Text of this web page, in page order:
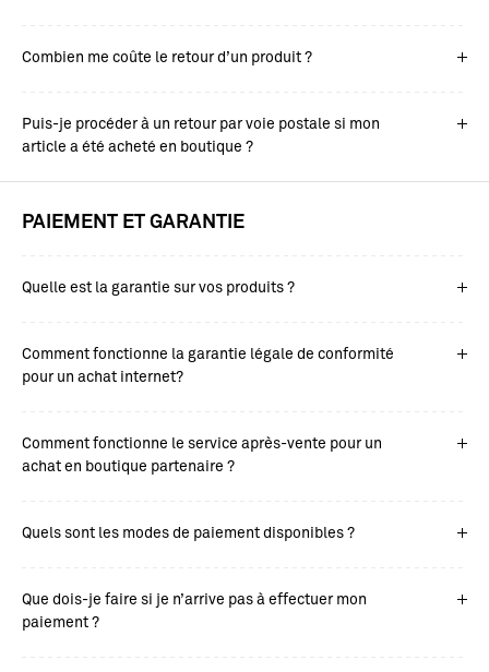
Combien me coûte le retour d’un produit ?
Puis-je procéder à un retour par voie postale si mon
article a été acheté en boutique ?
PAIEMENT ET GARANTIE
Quelle est la garantie sur vos produits ?
Comment fonctionne la garantie légale de conformité
pour un achat internet?
Comment fonctionne le service après-vente pour un
achat en boutique partenaire ?
Quels sont les modes de paiement disponibles ?
Que dois-je faire si je n’arrive pas à effectuer mon
paiement ?